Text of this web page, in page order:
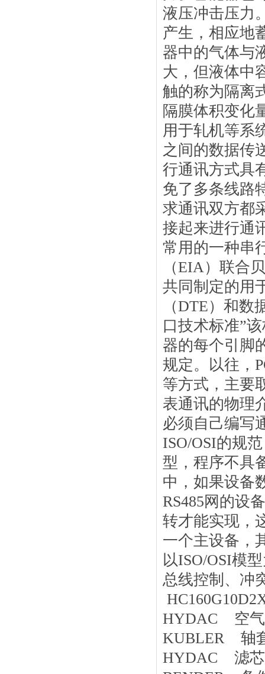
液压冲击压力
产生，相应地
器中的气体与
大，但液体中
触的称为隔离
隔膜体积变化
用于轧机等系
之间的数据传
行通讯方式具
免了多条线路
求通讯双方都
接起来进行通
常用的一种串
（EIA）联合
共同制定的用
（DTE）和
口技术标准”
器的每个引脚
规定。以往，
等方式，主要
表通讯的物理
必须自己编写
ISO/OSI的规
型，程序不具
中，如果设备
RS485网的设
转才能实现，
一个主设备，
以ISO/OSI模
总线控制、
HYDAC 空气
KUBLER 轴
HYDAC 滤